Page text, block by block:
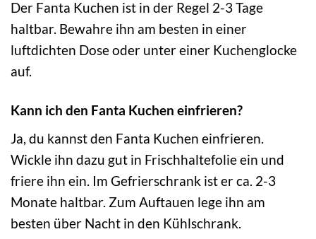
Der Fanta Kuchen ist in der Regel 2-3 Tage
haltbar. Bewahre ihn am besten in einer
luftdichten Dose oder unter einer Kuchenglocke
auf.
Kann ich den Fanta Kuchen einfrieren?
Ja, du kannst den Fanta Kuchen einfrieren.
Wickle ihn dazu gut in Frischhaltefolie ein und
friere ihn ein. Im Gefrierschrank ist er ca. 2-3
Monate haltbar. Zum Auftauen lege ihn am
besten über Nacht in den Kühlschrank.